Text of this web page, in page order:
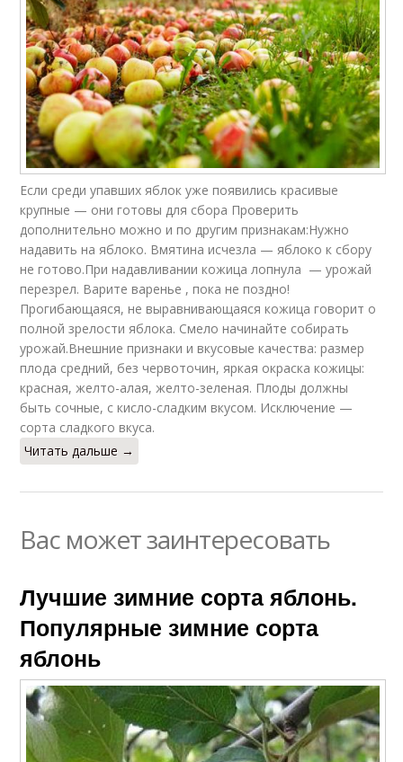
Если среди упавших яблок уже появились красивые
крупные — они готовы для сбора Проверить
дополнительно можно и по другим признакам:Нужно
надавить на яблоко. Вмятина исчезла — яблоко к сбору
не готово.При надавливании кожица лопнула — урожай
перезрел. Варите варенье , пока не поздно!
Прогибающаяся, не выравнивающаяся кожица говорит о
полной зрелости яблока. Смело начинайте собирать
урожай.Внешние признаки и вкусовые качества: размер
плода средний, без червоточин, яркая окраска кожицы:
красная, желто-алая, желто-зеленая. Плоды должны
быть сочные, с кисло-сладким вкусом. Исключение —
сорта сладкого вкуса.
Читать дальше →
Вас может заинтересовать
Лучшие зимние сорта яблонь.
Популярные зимние сорта
яблонь